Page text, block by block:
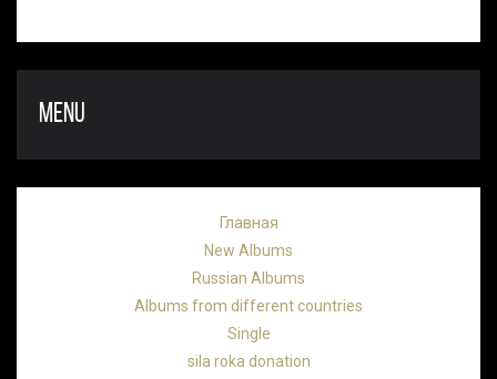
MENU
Главная
New Albums
Russian Albums
Albums from different countries
Single
sila roka donation